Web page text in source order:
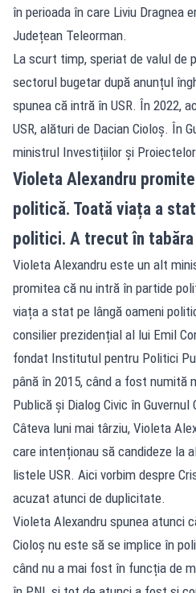
în perioada în care Liviu Dragnea
Județean Teleorman.
La scurt timp, speriat de valul de
sectorul bugetar după anunțul
spunea că intră în USR. În 2022,
USR, alături de Dacian Cioloș. În
ministrul Investițiilor și Proiectelor
Violeta Alexandru
politică. Toată viața a
politici. A trecut în tabăra
Violeta Alexandru este un alt
promitea că nu intră în partide
viața a stat pe lângă oameni
consilier prezidențial al lui Emil
fondat Institutul pentru Politici
până în 2015, când a fost numită
Publică și Dialog Civic în Guvernul
Câteva luni mai târziu, Violeta
care intenționau să candideze la
listele USR. Aici vorbim despre
acuzat atunci de duplicitate.
Violeta Alexandru spunea atunci
Cioloș nu este să se implice în
când nu a mai fost în funcția de